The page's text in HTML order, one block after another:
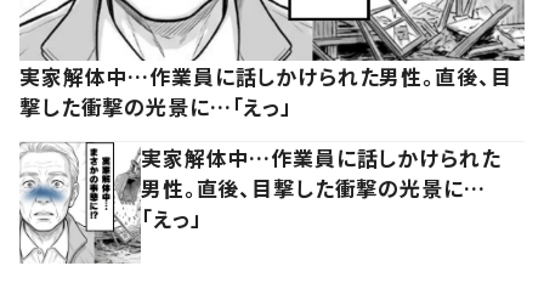
実家解体中…作業員に話しかけられた男性。直後、目
撃した衝撃の光景に…「えっ」
実家解体中…作業員に話しかけられた
男性。直後、目撃した衝撃の光景に…
「えっ」